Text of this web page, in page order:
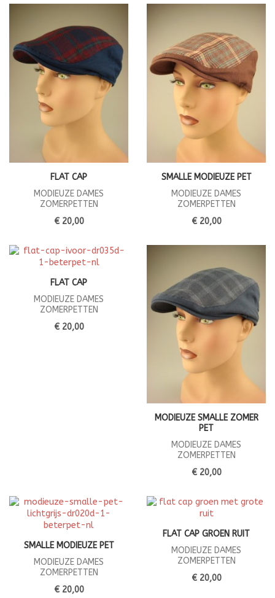
FLAT CAP
MODIEUZE DAMES
ZOMERPETTEN
€ 20,00
SMALLE MODIEUZE PET
MODIEUZE DAMES
ZOMERPETTEN
€ 20,00
FLAT CAP
MODIEUZE DAMES
ZOMERPETTEN
€ 20,00
MODIEUZE SMALLE ZOMER
PET
MODIEUZE DAMES
ZOMERPETTEN
€ 20,00
SMALLE MODIEUZE PET
MODIEUZE DAMES
ZOMERPETTEN
€ 20,00
FLAT CAP GROEN RUIT
MODIEUZE DAMES
ZOMERPETTEN
€ 20,00